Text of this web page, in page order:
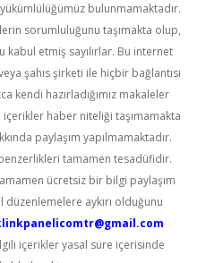
bulunmamaktadır.
sorumluluğunu taşımakta olup,
etmiş sayılırlar. Bu internet
şahıs şirketi ile hiçbir bağlantısı
kendi hazırladığımız makaleler
haber niteliği taşımamakta
paylaşım yapılmamaktadır.
tamamen tesadüfidir.
ücretsiz bir bilgi paylaşım
aykırı olduğunu
içerikler yasal süre içerisinde